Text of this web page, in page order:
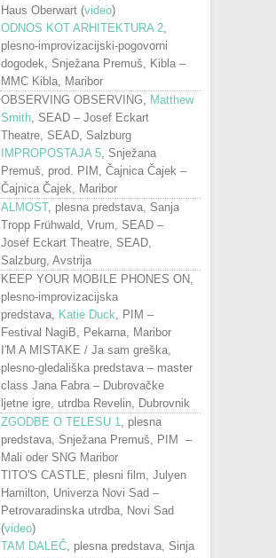
Haus Oberwart (video)
ODNOS KOT ARHITEKTURA 2
plesno-improvizacijski-pogovorni
dogodek, Snježana Premuš, Kibla –
MMC Kibla, Maribor
OBSERVING OBSERVING, Matthew
Smith , SEAD – Josef Eckart
Theatre, SEAD, Salzburg
IMPROPOSTAJA 5 , Snježana
Premuš, prod. PIM, Čajnica Čajek –
Čajnica Čajek, Maribor
ALMOST, plesna predstava, Sanja
Tropp Frühwald, Vrum, SEAD –
Josef Eckart Theatre, SEAD,
Salzburg, Avstrija
KEEP YOUR MOBILE PHONES ON,
plesno-improvizacijska
predstava, Katie Duck , PIM –
Festival NagiB, Pekarna, Maribor
I'M A MISTAKE / Ja sam greška,
plesno-gledališka predstava – master
class Jana Fabra – Dubrovačke
ljetne igre, utrdba Revelin, Dubrovnik
ZGODBE O TELESU 1
, plesna
predstava, Snježana Premuš, PIM –
Mali oder SNG Maribor
TITO'S CASTLE, plesni film, Julyen
Hamilton, Univerza Novi Sad –
Petrovaradinska utrdba, Novi Sad
(video)
TAM DALEČ , plesna predstava, Sinja